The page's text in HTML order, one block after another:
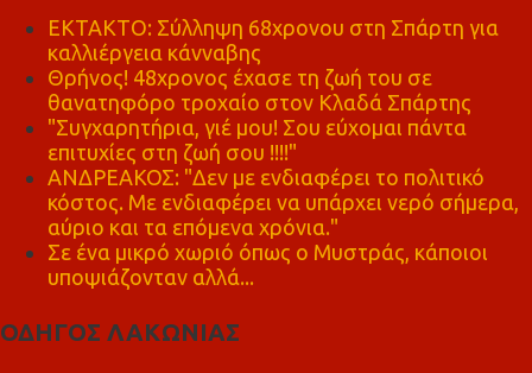
ΕΚΤΑΚΤΟ: Σύλληψη 68χρονου στη Σπάρτη για
καλλιέργεια κάνναβης
Θρήνος! 48χρονος έχασε τη ζωή του σε
θανατηφόρο τροχαίο στον Κλαδά Σπάρτης
"Συγχαρητήρια, γιέ μου! Σου εύχομαι πάντα
επιτυχίες στη ζωή σου !!!!"
ΑΝΔΡΕΑΚΟΣ: "Δεν με ενδιαφέρει το πολιτικό
κόστος. Με ενδιαφέρει να υπάρχει νερό σήμερα,
αύριο και τα επόμενα χρόνια."
Σε ένα μικρό χωριό όπως ο Μυστράς, κάποιοι
υποψιάζονταν αλλά...
ΟΔΗΓΟΣ ΛΑΚΩΝΙΑΣ